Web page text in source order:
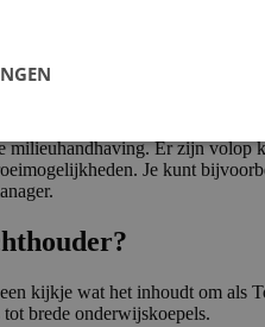
als
Er zijn
Je kunt
kijkje wat het inhoudt om
brede onderwijskoepels.